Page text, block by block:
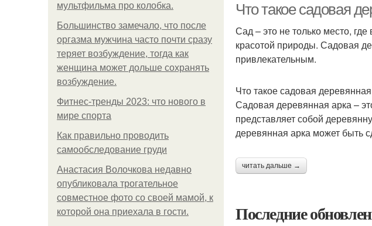
мультфильма про колобка.
Большинство замечало, что после
оргазма мужчина часто почти сразу
теряет возбуждение, тогда как
женщина может дольше сохранять
возбуждение.
Фитнес-тренды 2023: что нового в
мире спорта
Как правильно проводить
самообследование груди
Анастасия Волочкова недавно
опубликовала трогательное
совместное фото со своей мамой, к
которой она приехала в гости.
Что такое садовая
Сад – это не только место,
красотой природы. Садовая
привлекательным.
Что такое садовая
Садовая деревянная арка –
представляет собой
деревянная арка может быть
читать дальше →
Последние